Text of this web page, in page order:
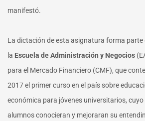
manifestó.
La dictación de esta asignatura forma parte
la Escuela de Administración y Negocios
para el Mercado Financiero (CMF), que
2017 el primer curso en el país sobre
económica para jóvenes universitarios,
alumnos conocieran y mejoraran su